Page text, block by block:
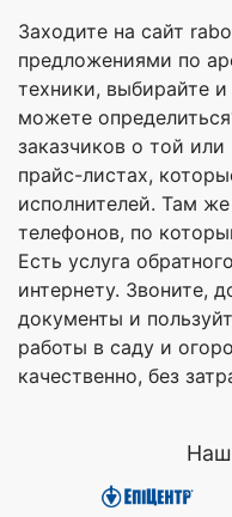
Заходите на сайт
предложениями по
техники, выбирайте и
можете
заказчиков о той
прайс-листах,
исполнителей. Там
телефонов, по
Есть услуга
интернету. Звоните,
документы и
работы в саду и
качественно, без